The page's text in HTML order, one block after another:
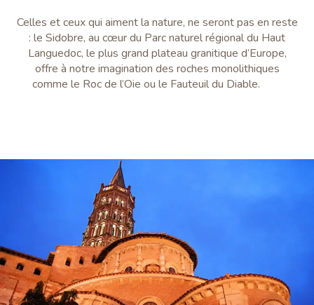
Celles et ceux qui aiment la nature, ne seront pas en reste
: le Sidobre, au cœur du Parc naturel régional du Haut
Languedoc, le plus grand plateau granitique d’Europe,
offre à notre imagination des roches monolithiques
comme le Roc de l’Oie ou le Fauteuil du Diable.